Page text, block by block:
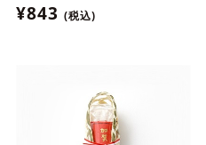
¥843 (税込)